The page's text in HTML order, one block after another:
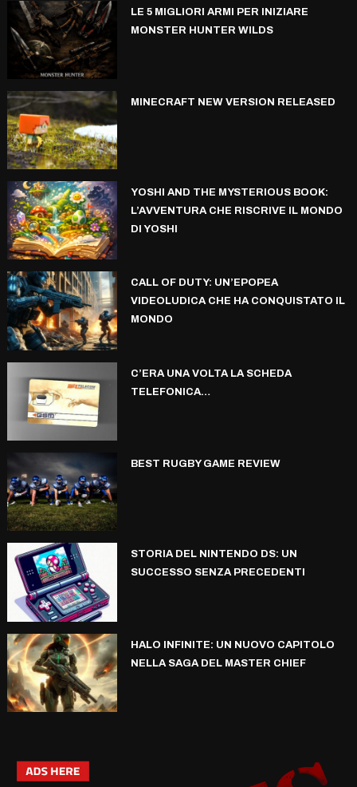
LE 5 MIGLIORI ARMI PER INIZIARE
MONSTER HUNTER WILDS
MINECRAFT NEW VERSION RELEASED
YOSHI AND THE MYSTERIOUS BOOK:
L’AVVENTURA CHE RISCRIVE IL MONDO
DI YOSHI
CALL OF DUTY: UN’EPOPEA
VIDEOLUDICA CHE HA CONQUISTATO IL
MONDO
C’ERA UNA VOLTA LA SCHEDA
TELEFONICA…
BEST RUGBY GAME REVIEW
STORIA DEL NINTENDO DS: UN
SUCCESSO SENZA PRECEDENTI
HALO INFINITE: UN NUOVO CAPITOLO
NELLA SAGA DEL MASTER CHIEF